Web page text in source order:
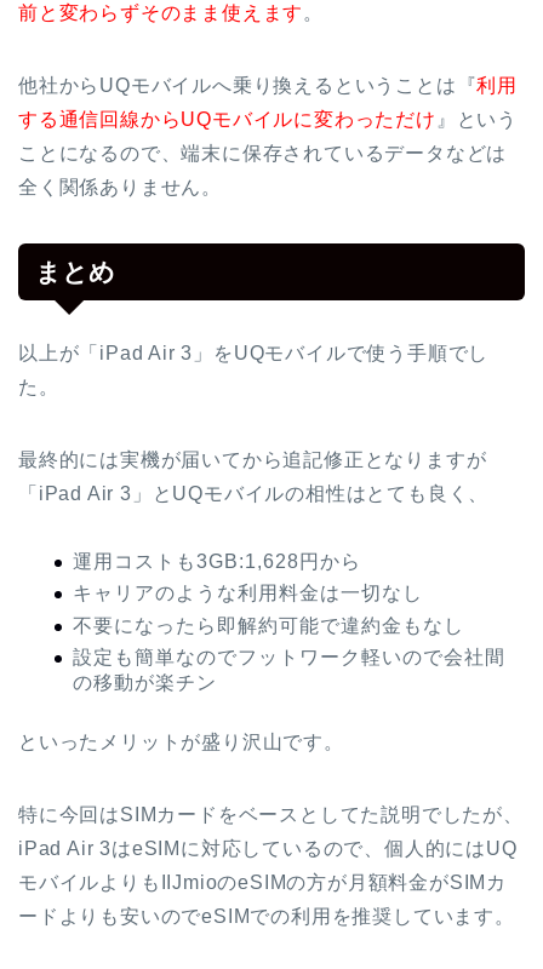
前と変わらずそのまま使えます 。
他社からUQモバイルへ乗り換えるということは『利用
する通信回線からUQモバイルに変わっただけ 』という
ことになるので、端末に保存されているデータなどは
全く関係ありません。
まとめ
以上が「iPad Air 3」をUQモバイルで使う手順でし
た。
最終的には実機が届いてから追記修正となりますが
「iPad Air 3」とUQモバイルの相性はとても良く、
運用コストも3GB:1,628円から
キャリアのような利用料金は一切なし
不要になったら即解約可能で違約金もなし
設定も簡単なのでフットワーク軽いので会社間
の移動が楽チン
といったメリットが盛り沢山です。
特に今回はSIMカードをベースとしてた説明でしたが、
iPad Air 3はeSIMに対応しているので、個人的にはUQ
モバイルよりもIIJmioのeSIMの方が月額料金がSIMカ
ードよりも安いのでeSIMでの利用を推奨しています。